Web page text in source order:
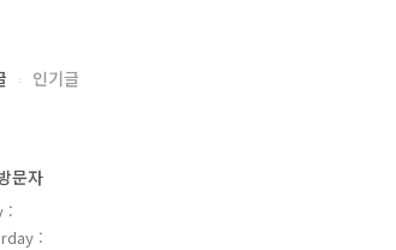
인기글
문자
:
: